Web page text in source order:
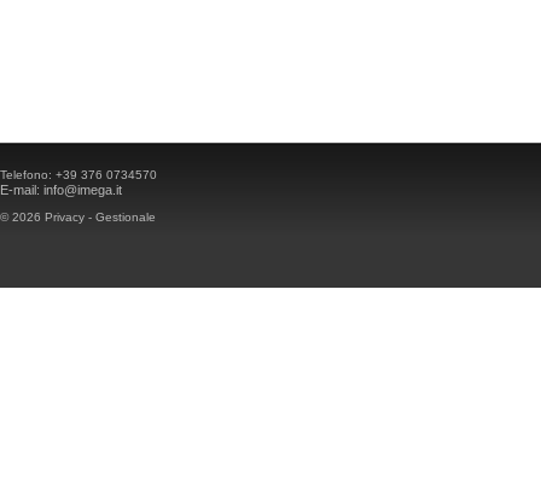
Telefono: +39 376 0734570
E-mail: info@imega.it
© 2026 Privacy - Gestionale